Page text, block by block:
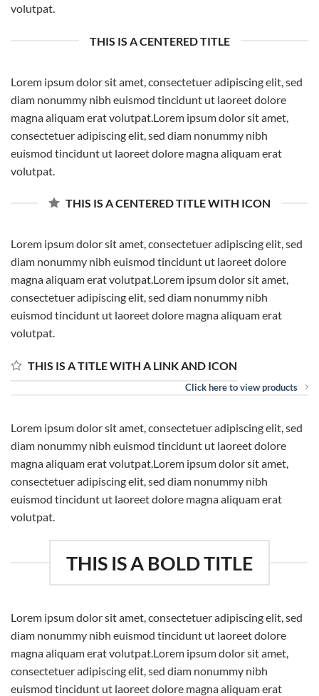
volutpat.
THIS IS A CENTERED TITLE
Lorem ipsum dolor sit amet, consectetuer adipiscing elit, sed
diam nonummy nibh euismod tincidunt ut laoreet dolore
magna aliquam erat volutpat.Lorem ipsum dolor sit amet,
consectetuer adipiscing elit, sed diam nonummy nibh
euismod tincidunt ut laoreet dolore magna aliquam erat
volutpat.
THIS IS A CENTERED TITLE WITH ICON
Lorem ipsum dolor sit amet, consectetuer adipiscing elit, sed
diam nonummy nibh euismod tincidunt ut laoreet dolore
magna aliquam erat volutpat.Lorem ipsum dolor sit amet,
consectetuer adipiscing elit, sed diam nonummy nibh
euismod tincidunt ut laoreet dolore magna aliquam erat
volutpat.
THIS IS A TITLE WITH A LINK AND ICON
Click here to view products
Lorem ipsum dolor sit amet, consectetuer adipiscing elit, sed
diam nonummy nibh euismod tincidunt ut laoreet dolore
magna aliquam erat volutpat.Lorem ipsum dolor sit amet,
consectetuer adipiscing elit, sed diam nonummy nibh
euismod tincidunt ut laoreet dolore magna aliquam erat
volutpat.
THIS IS A BOLD TITLE
Lorem ipsum dolor sit amet, consectetuer adipiscing elit, sed
diam nonummy nibh euismod tincidunt ut laoreet dolore
magna aliquam erat volutpat.Lorem ipsum dolor sit amet,
consectetuer adipiscing elit, sed diam nonummy nibh
euismod tincidunt ut laoreet dolore magna aliquam erat